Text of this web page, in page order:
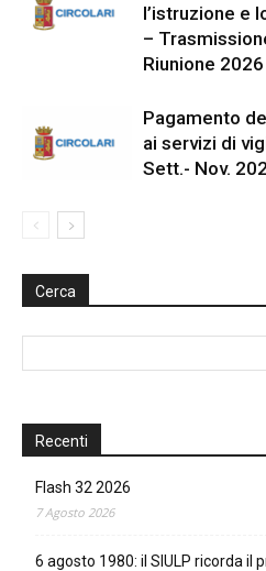
l’istruzione e
–
Riunione 2026
Pagamento
ai servizi di
Sett.- Nov.
Cerca
Recenti
Flash 32 2026
7 Agosto 2026
6 agosto 1980: il SIULP ricorda il